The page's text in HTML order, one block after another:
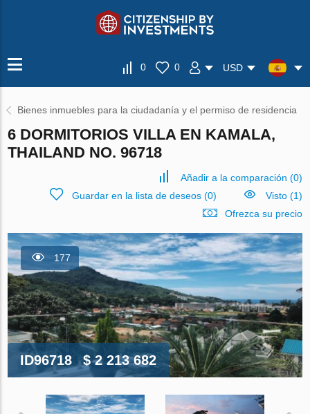
0 0 USD
Bienes inmuebles para la ciudadanía y el permiso de residencia
6 DORMITORIOS VILLA EN KAMALA,
THAILAND NO. 96718
Añadir a la comparación (0)
Guardar en la lista de deseos(0)
Visto (1)
Ofrezca su precio
177
ID96718 $ 2 213 682